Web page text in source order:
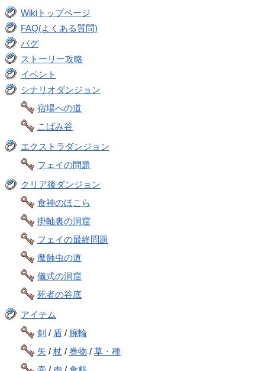
Wikiトップページ
FAQ(よくある質問)
バグ
ストーリー攻略
イベント
シナリオダンジョン
宿場への道
こばみ谷
エクストラダンジョン
フェイの問題
クリア後ダンジョン
食神のほこら
掛軸裏の洞窟
フェイの最終問題
魔蝕虫の道
儀式の洞窟
死者の谷底
アイテム
剣 / 盾 / 腕輪
矢 /杖 /巻物 /草・種